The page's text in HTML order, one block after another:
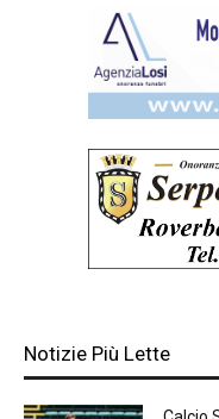
Notizie Più Lette